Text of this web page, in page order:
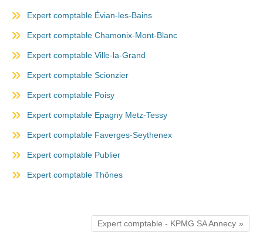
Expert comptable Évian-les-Bains
Expert comptable Chamonix-Mont-Blanc
Expert comptable Ville-la-Grand
Expert comptable Scionzier
Expert comptable Poisy
Expert comptable Epagny Metz-Tessy
Expert comptable Faverges-Seythenex
Expert comptable Publier
Expert comptable Thônes
Expert comptable - KPMG SA Annecy